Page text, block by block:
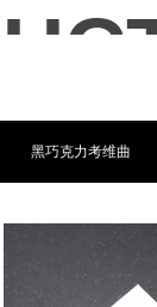
黑巧克力考维曲